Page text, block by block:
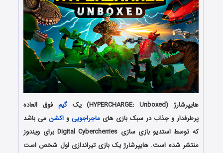
هایپرشارژ (HYPERCHARGE: Unboxed) یک گیم فوق العاده
پرطرفدار و جذاب در سبک بازی های ماجراجوییو اکشنمی باشد
که توسط استدیو بازی سازی Digital Cybercherries برای ویندوز
منتشر شده است. هایپرشارژ یک بازی تیراندازی اول شخص است